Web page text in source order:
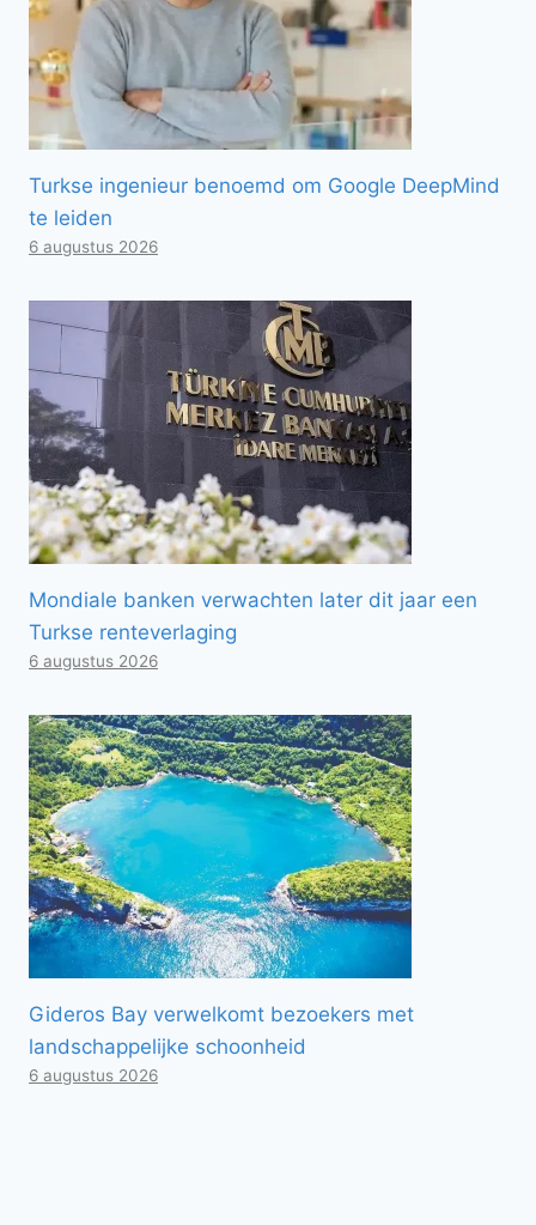
Turkse ingenieur benoemd om Google DeepMind
te leiden
6 augustus 2026
Mondiale banken verwachten later dit jaar een
Turkse renteverlaging
6 augustus 2026
Gideros Bay verwelkomt bezoekers met
landschappelijke schoonheid
6 augustus 2026